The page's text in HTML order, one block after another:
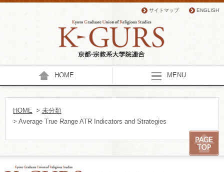
サイトマップ ENGLISH
HOME MENU
HOME > 未分類
> Average True Range ATR Indicators and Strategies